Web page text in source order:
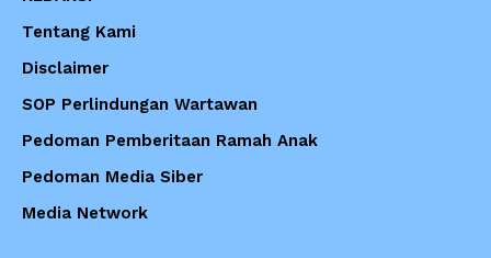
Tentang Kami
Disclaimer
SOP Perlindungan Wartawan
Pedoman Pemberitaan Ramah Anak
Pedoman Media Siber
Media Network